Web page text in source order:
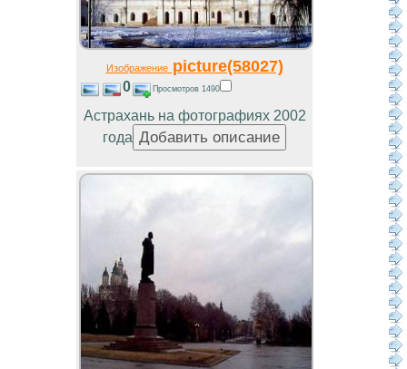
Изображениеpicture(58027)
0 Просмотров 1490
Астрахань на фотографиях 2002
года